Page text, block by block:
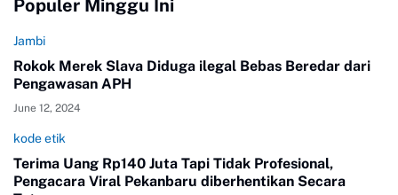
Populer Minggu Ini
Jambi
Rokok Merek Slava Diduga ilegal Bebas Beredar dari
Pengawasan APH
June 12, 2024
kode etik
Terima Uang Rp140 Juta Tapi Tidak Profesional,
Pengacara Viral Pekanbaru diberhentikan Secara